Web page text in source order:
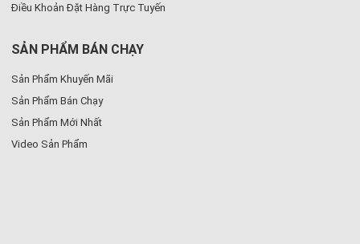
Điều Khoản Đặt Hàng Trực Tuyến
SẢN PHẨM BÁN CHẠY
Sản Phẩm Khuyến Mãi
Sản Phẩm Bán Chạy
Sản Phẩm Mới Nhất
Video Sản Phẩm